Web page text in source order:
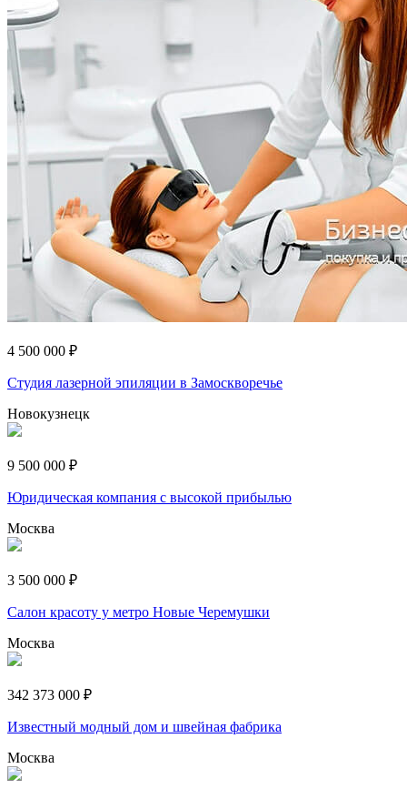
4 500 000 ₽
Студия лазерной эпиляции в Замоскворечье
Новокузнецк
9 500 000 ₽
Юридическая компания с высокой прибылью
Москва
3 500 000 ₽
Салон красоту у метро Новые Черемушки
Москва
342 373 000 ₽
Известный модный дом и швейная фабрика
Москва